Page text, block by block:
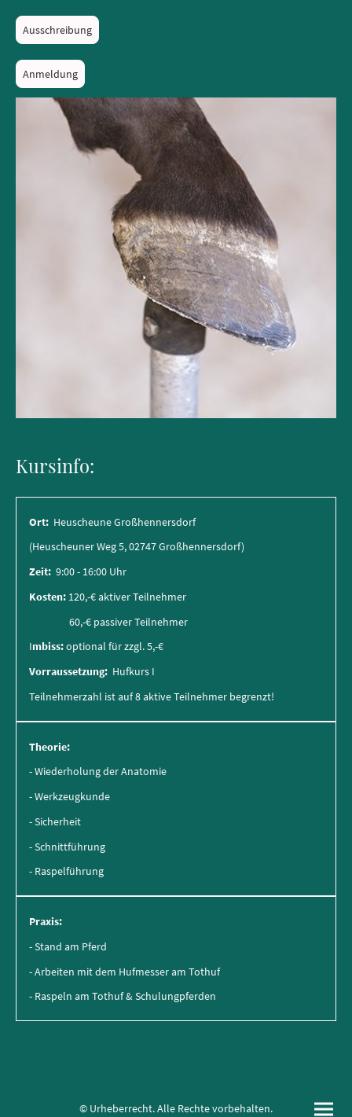
Ausschreibung
Anmeldung
Kursinfo:
Ort: Heuscheune Großhennersdorf
(Heuscheuner Weg 5, 02747 Großhennersdorf)
Zeit: 9:00 - 16:00 Uhr
Kosten: 120,-€ aktiver Teilnehmer
60,-€ passiver Teilnehmer
Imbiss:optional für zzgl. 5,-€
Vorraussetzung: Hufkurs I
Teilnehmerzahl ist auf 8 aktive Teilnehmer begrenzt!
Theorie:
- Wiederholung der Anatomie
- Werkzeugkunde
- Sicherheit
- Schnittführung
- Raspelführung
Praxis:
- Stand am Pferd
- Arbeiten mit dem Hufmesser am Tothuf
- Raspeln am Tothuf & Schulungpferden
© Urheberrecht. Alle Rechte vorbehalten.